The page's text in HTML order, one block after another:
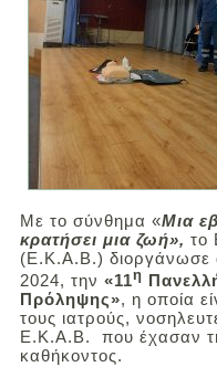
Με το σύνθημα «Μια
κρατήσει μια ζωή», το
(Ε.Κ.Α.Β.) διοργάνωσε
2024, την «11η
Πρόληψης», η οποία
τους ιατρούς,
Ε.Κ.Α.Β. που έχασαν
καθήκοντος.